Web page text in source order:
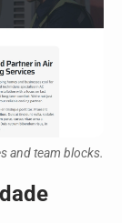
and team blocks.